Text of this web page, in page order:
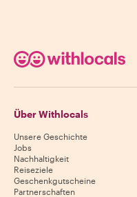
Über Withlocals
Unsere Geschichte
Jobs
Nachhaltigkeit
Reiseziele
Geschenkgutscheine
Partnerschaften